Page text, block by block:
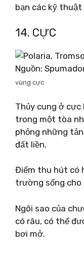
bạn các kỹ thuật
14. CỰC
Nguồn:
vùng cực
Thủy cung ở cực
trong một tòa
phỏng những
đất liền.
Điểm thu hút có
trường sống cho
Ngôi sao của
có râu, có thể
bơi mở.